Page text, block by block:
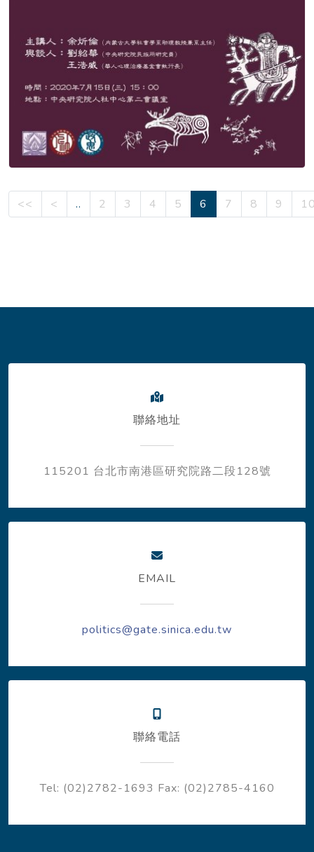
<< < .. 2 3 4 5 6 7 8 9
聯絡地址
115201 台北市南港區研究院路二段128號
EMAIL
politics@gate.sinica.edu.tw
聯絡電話
Tel: (02)2782-1693 Fax: (02)2785-4160